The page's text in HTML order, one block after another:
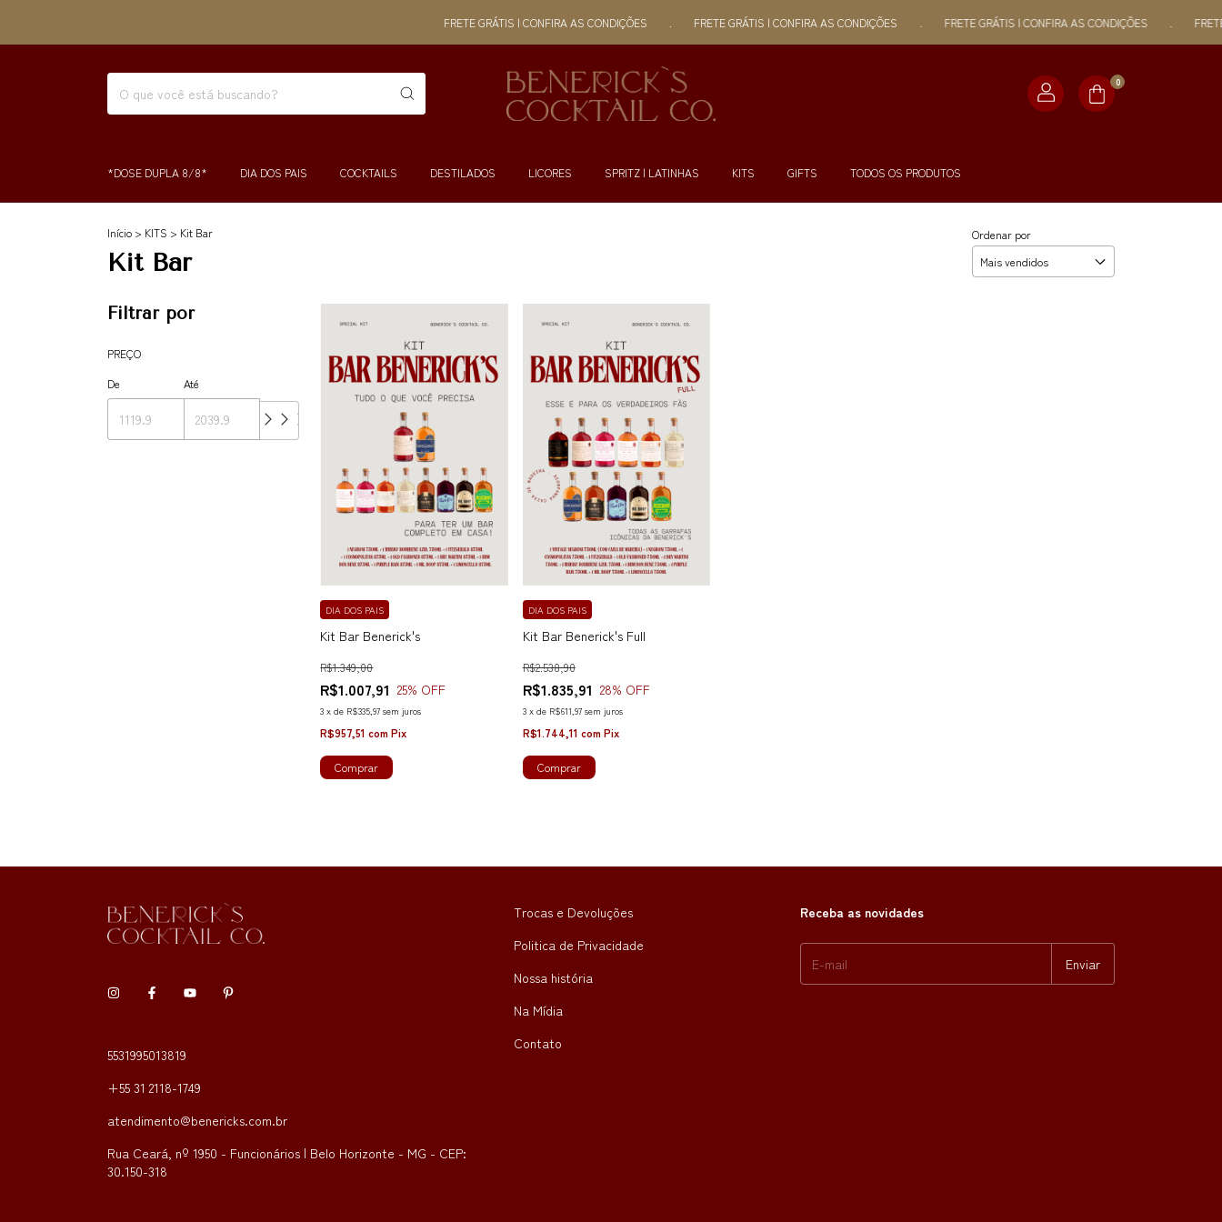
FRETE GRÁTIS | CONFIRA AS CONDIÇÕES FRETE GRÁTIS | CONFIRA AS CONDIÇÕES FRETE GRÁTIS | CONFIRA AS CONDIÇÕES FRETE
0
*DOSE DUPLA 8/8* DIA DOS PAIS COCKTAILS DESTILADOS LICORES SPRITZ | LATINHAS KITS GIFTS TODOS OS PRODUTOS
Início > KITS > Kit Bar
Kit Bar
Ordenar por
Filtrar por
PREÇO
De
Até
Kit Bar Benerick's
R$1.007,91
R$1.349,00
25% OFF
3 xde R$335,97 sem juros
DIA DOS PAIS
R$957,51com Pix
Kit Bar Benerick's Full
R$1.835,91
R$2.538,90
28% OFF
3 x de R$611,97 sem juros
DIA DOS PAIS
R$1.744,11 com Pix
5531995013819
+55 31 2118-1749
atendimento@benericks.com.br
Rua Ceará, nº 1950 - Funcionários | Belo Horizonte - MG - CEP:
30.150-318
Trocas e Devoluções
Politica de Privacidade
Nossa história
Na Mídia
Contato
Receba as novidades